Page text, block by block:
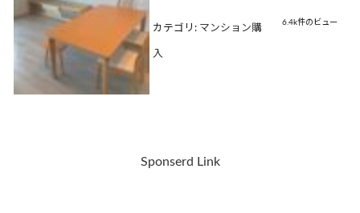
6.4k件のビュー
カテゴリ: マンション購
入
Sponserd Link